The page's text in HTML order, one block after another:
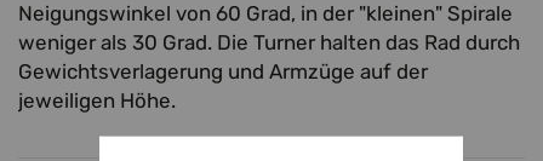
Neigungswinkel von 60 Grad, in der "kleinen" Spirale
weniger als 30 Grad. Die Turner halten das Rad durch
Gewichtsverlagerung und Armzüge auf der
jeweiligen Höhe.